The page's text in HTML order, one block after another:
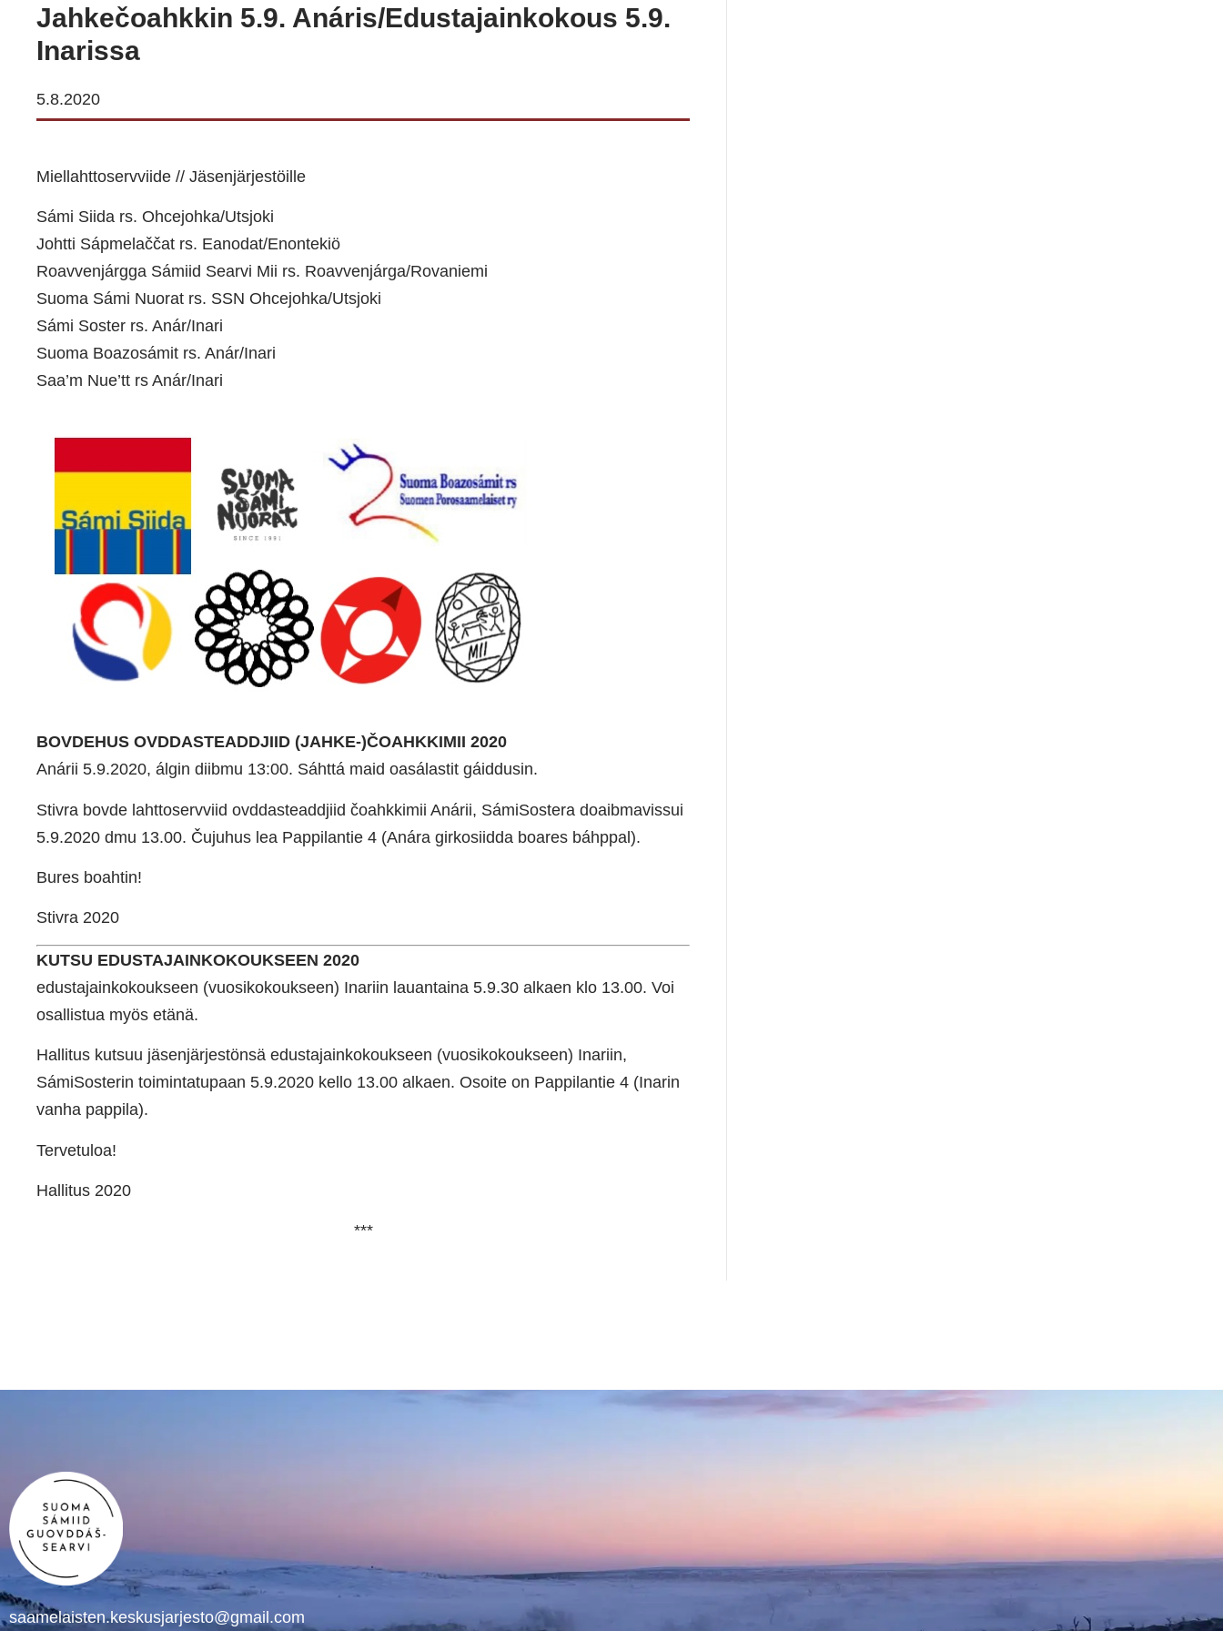
Jahkečoahkkin 5.9. Anáris/Edustajainkokous 5.9.
Inarissa
5.8.2020
Miellahttoservviide // Jäsenjärjestöille
Sámi Siida rs. Ohcejohka/Utsjoki
Johtti Sápmelaččat rs. Eanodat/Enontekiö
Roavvenjárgga Sámiid Searvi Mii rs. Roavvenjárga/Rovaniemi
Suoma Sámi Nuorat rs. SSN Ohcejohka/Utsjoki
Sámi Soster rs. Anár/Inari
Suoma Boazosámit rs. Anár/Inari
Saa’m Nue’tt rs Anár/Inari
BOVDEHUS OVDDASTEADDJIID (JAHKE-)ČOAHKKIMII 2020
Anárii 5.9.2020, álgin diibmu 13:00. Sáhttá maid oasálastit gáiddusin.
Stivra bovde lahttoservviid ovddasteaddjiid čoahkkimii Anárii, SámiSostera doaibmavissui
5.9.2020 dmu 13.00. Čujuhus lea Pappilantie 4 (Anára girkosiidda boares báhppal).
Bures boahtin!
Stivra 2020
KUTSU EDUSTAJAINKOKOUKSEEN 2020
edustajainkokoukseen (vuosikokoukseen) Inariin lauantaina 5.9.30 alkaen klo 13.00. Voi
osallistua myös etänä.
Hallitus kutsuu jäsenjärjestönsä edustajainkokoukseen (vuosikokoukseen) Inariin,
SámiSosterin toimintatupaan 5.9.2020 kello 13.00 alkaen. Osoite on Pappilantie 4 (Inarin
vanha pappila).
Tervetuloa!
Hallitus 2020
***
saamelaisten.keskusjarjesto@gmail.com